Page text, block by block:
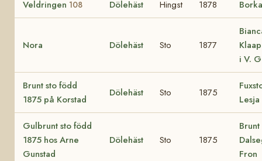
Veldringen 108 Dölehäst Hingst 1878 Borka
Nora Dölehäst Sto 1877
i V.
Brunt sto född
1875 på Korstad
Dölehäst Sto 1875
Lesja
Gulbrunt sto född
1875 hos Arne
Gunstad
Dölehäst Sto 1875
Fron